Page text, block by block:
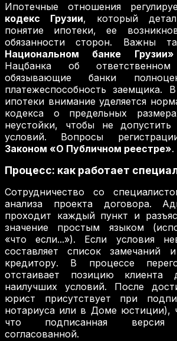
Ипотечные отношения
кодекс Грузии, который
понятие ипотеки, ее
обязанности сторон. Важны
Национальном банке Грузии»
Нацбанка об ответственном
обязывающие банки
платежеспособность заемщика.
ипотеки внимание уделяется
кодекса о предельных
неустойки, чтобы не допустить
условий. Вопросы
Законом «О Публичном реестре».
Процесс: как работает
Сотрудничество со
анализа проекта договора.
проходит каждый пункт и
значение простым языком
«что если...»). Если условия
составляет список замечаний
кредитору. В процессе
отстаивает позицию клиента
наилучших условий. После
юрист присутствует при
нотариуса или в Доме юстиции),
что подписанная версия
согласованной.